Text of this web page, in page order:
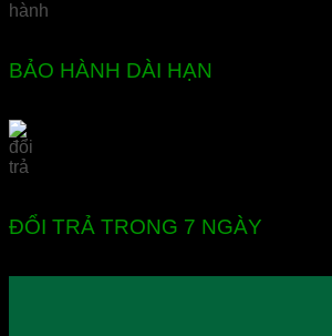
BẢO HÀNH DÀI HẠN
ĐỔI TRẢ TRONG 7 NGÀY